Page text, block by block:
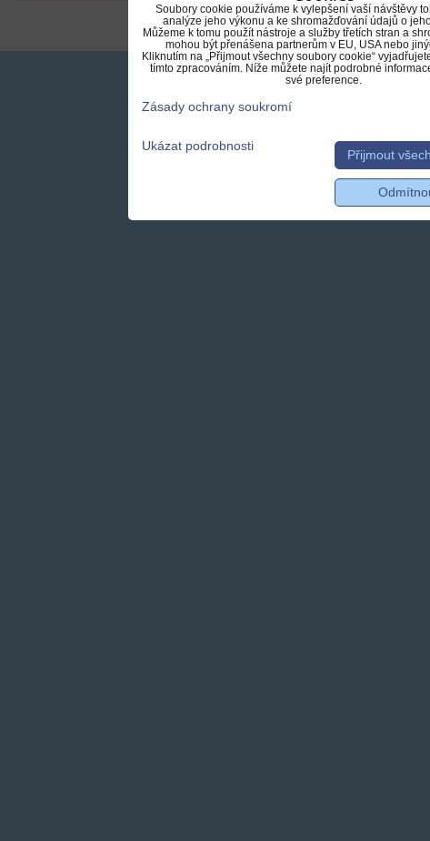
Soubory cookie používáme k vylepšení vaší návštěvy
analýze jeho výkonu a ke shromažďování údajů o
Můžeme k tomu použít nástroje a služby třetích stran a
mohou být přenášena partnerům v EU, USA nebo
Kliknutím na „Přijmout všechny soubory cookie“
tímto zpracováním. Níže můžete najít podrobné
své preference.
Zásady ochrany soukromí
Ukázat podrobnosti
Přijmout